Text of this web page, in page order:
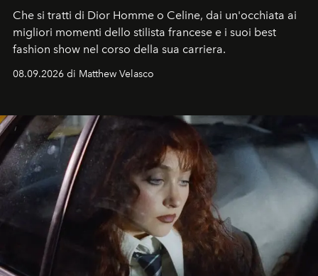
Che si tratti di Dior Homme o Celine, dai un'occhiata ai
migliori momenti dello stilista francese e i suoi best
fashion show nel corso della sua carriera.
08.09.2026 di Matthew Velasco